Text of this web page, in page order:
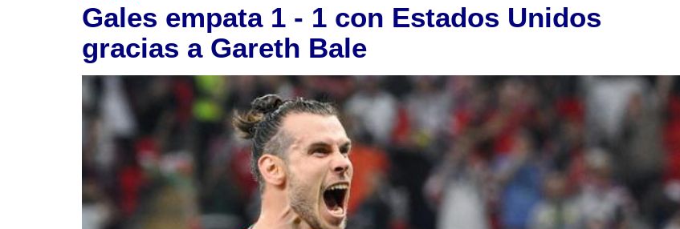
Gales empata 1 - 1 con Estados Unidos
gracias a Gareth Bale